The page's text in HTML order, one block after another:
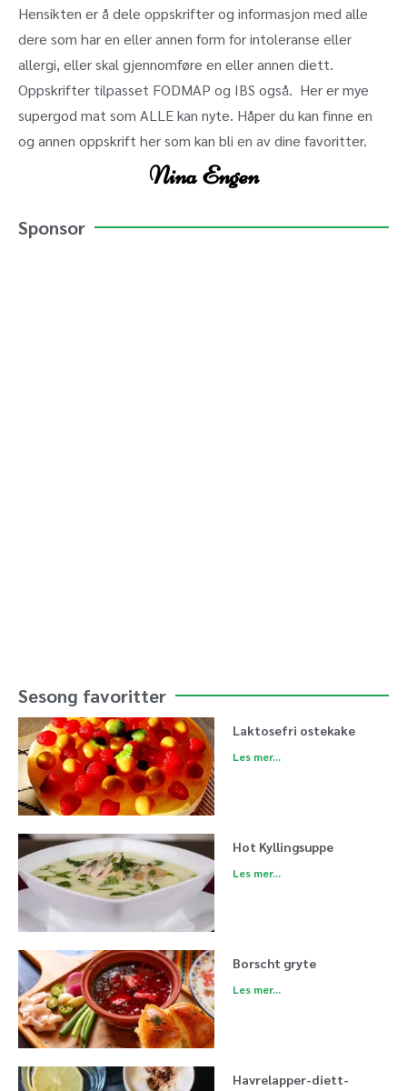
Hensikten er å dele oppskrifter og informasjon med alle
dere som har en eller annen form for intoleranse eller
allergi, eller skal gjennomføre en eller annen diett.
Oppskrifter tilpasset FODMAP og IBS også. Her er mye
supergod mat som ALLE kan nyte. Håper du kan finne en
og annen oppskrift her som kan bli en av dine favoritter.
Nina Engen
Sponsor
Sesong favoritter
Laktosefri ostekake
Les mer...
Hot Kyllingsuppe
Les mer...
Borscht gryte
Les mer...
Havrelapper-diett-